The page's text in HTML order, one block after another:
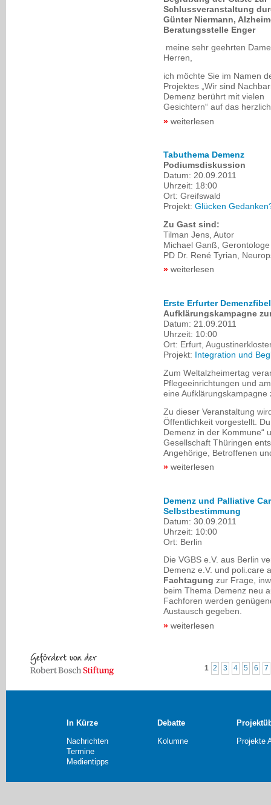
Schlussveranstaltung
Günter Niermann,
Beratungsstelle Enger
meine sehr geehrten
Herren,
ich möchte Sie im Namen
Projektes „Wir sind
Demenz berührt mit vielen
Gesichtern“ auf das
weiterlesen
Tabuthema Demenz
Podiumsdiskussion
Datum: 20.09.2011
Uhrzeit: 18:00
Ort: Greifswald
Projekt: Glücken
Zu Gast sind:
Tilman Jens, Autor
Michael Ganß,
PD Dr. René Tyrian,
weiterlesen
Erste Erfurter
Aufklärungskampagne
Datum: 21.09.2011
Uhrzeit: 10:00
Ort: Erfurt,
Projekt: Integration und
Zum Weltalzheimertag
Pflegeeinrichtungen und
eine Aufklärungskampagne
Zu dieser Veranstaltung
Öffentlichkeit vorgestellt.
Demenz in der Kommune“
Gesellschaft Thüringen
Angehörige, Betroffenen
weiterlesen
Demenz und Palliative
Selbstbestimmung
Datum: 30.09.2011
Uhrzeit: 10:00
Ort: Berlin
Die VGBS e.V. aus Berlin
Demenz e.V. und poli.care
Fachtagung zur Frage,
beim Thema Demenz neu
Fachforen werden
Austausch gegeben.
weiterlesen
1 2 3 4 5 6 7
In Kürze
Nachrichten
Termine
Medientipps
Debatte
Kolumne
Projekte